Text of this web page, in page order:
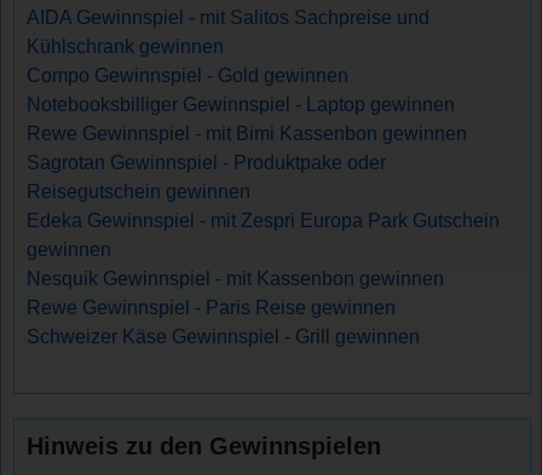
AIDA Gewinnspiel - mit Salitos Sachpreise und
Kühlschrank gewinnen
Compo Gewinnspiel - Gold gewinnen
Notebooksbilliger Gewinnspiel - Laptop gewinnen
Rewe Gewinnspiel - mit Bimi Kassenbon gewinnen
Sagrotan Gewinnspiel - Produktpake oder
Reisegutschein gewinnen
Edeka Gewinnspiel - mit Zespri Europa Park Gutschein
gewinnen
Nesquik Gewinnspiel - mit Kassenbon gewinnen
Rewe Gewinnspiel - Paris Reise gewinnen
Schweizer Käse Gewinnspiel - Grill gewinnen
Hinweis zu den Gewinnspielen